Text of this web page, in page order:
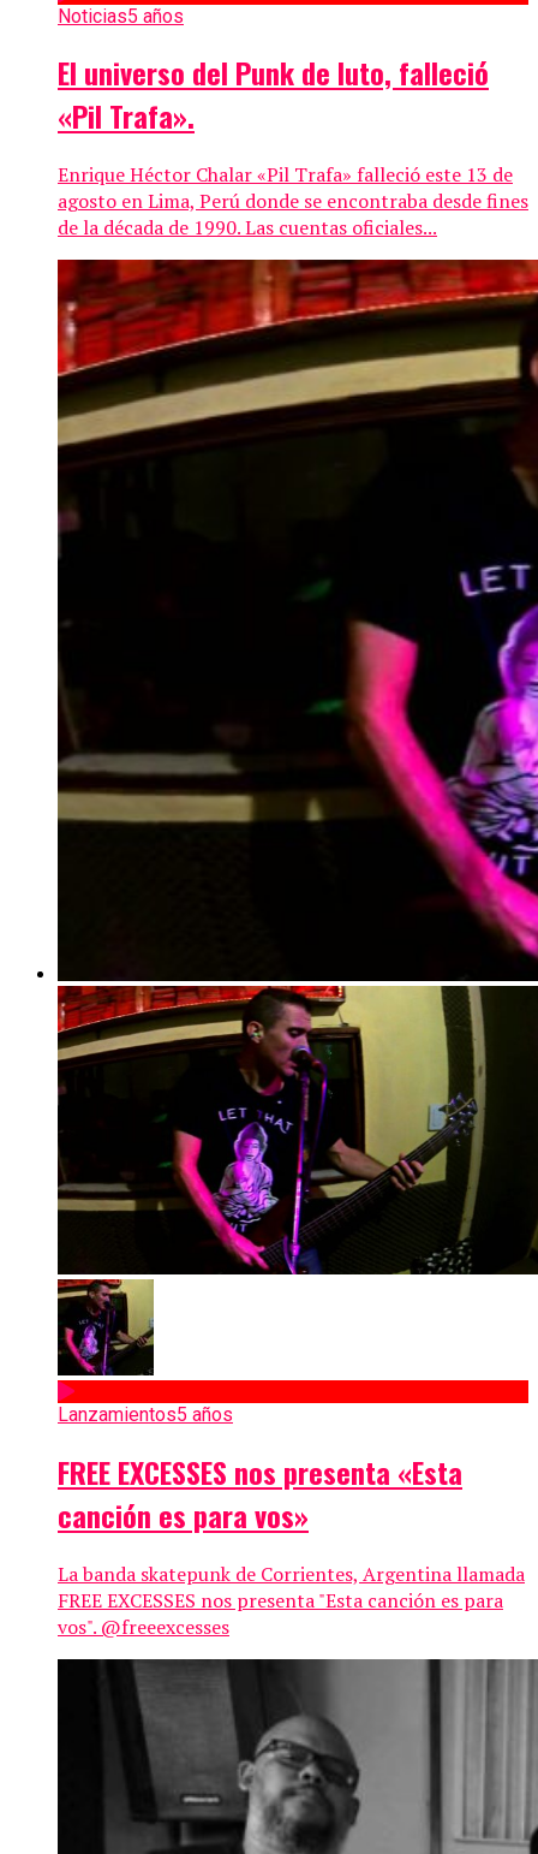
Noticias5 años
El universo del Punk de luto, falleció
«Pil Trafa».
Enrique Héctor Chalar «Pil Trafa» falleció este 13 de
agosto en Lima, Perú donde se encontraba desde fines
de la década de 1990. Las cuentas oficiales...
Lanzamientos5 años
FREE EXCESSES nos presenta «Esta
canción es para vos»
La banda skatepunk de Corrientes, Argentina llamada
FREE EXCESSES nos presenta "Esta canción es para
vos". @freeexcesses